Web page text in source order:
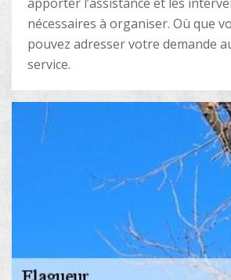
nécessaires à organiser. Où que
pouvez adresser votre demande
service.